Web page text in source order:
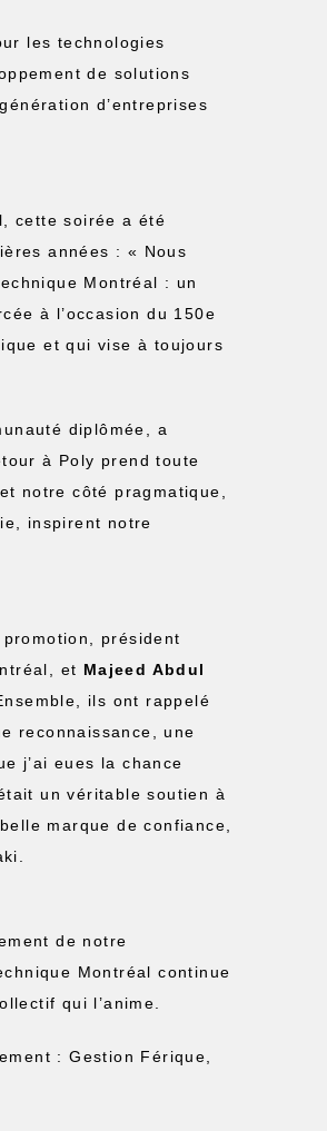
les technologies
de solutions
d’entreprises
cette soirée a été
années : « Nous
Montréal : un
à l’occasion du 150e
et qui vise à toujours
diplômée, a
à Poly prend toute
notre côté pragmatique,
inspirent notre
promotion, président
et Majeed Abdul
ils ont rappelé
reconnaissance, une
j’ai eues la chance
un véritable soutien à
marque de confiance,
de notre
Montréal continue
qui l’anime.
: Gestion Férique,